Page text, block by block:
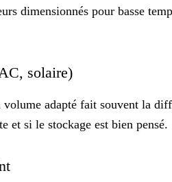
dimensionnés pour basse
solaire)
volume adapté fait souvent la
et si le stockage est bien pensé.